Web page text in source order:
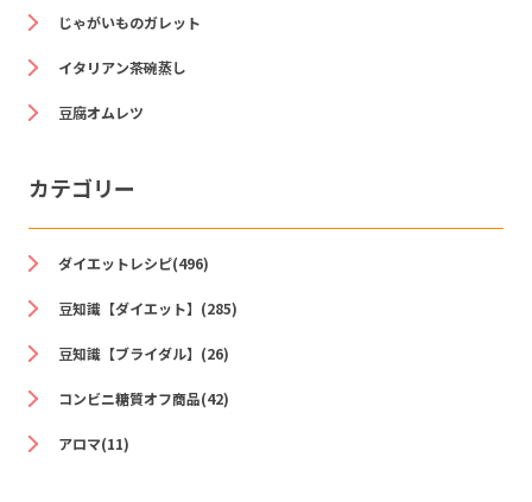
じゃがいものガレット
イタリアン茶碗蒸し
豆腐オムレツ
カテゴリー
ダイエットレシピ(496)
豆知識【ダイエット】(285)
豆知識【ブライダル】(26)
コンビニ糖質オフ商品(42)
アロマ(11)